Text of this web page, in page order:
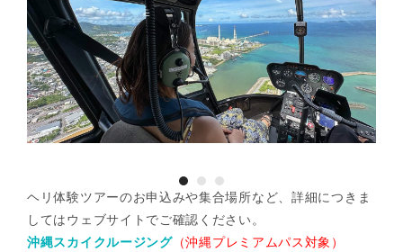
ヘリ体験ツアーのお申込みや集合場所など、詳細につきま
してはウェブサイトでご確認ください。
沖縄スカイクルージング（沖縄プレミアムパス対象）